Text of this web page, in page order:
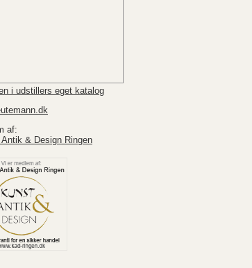
i udstillers eget katalog
af:
& Design Ringen